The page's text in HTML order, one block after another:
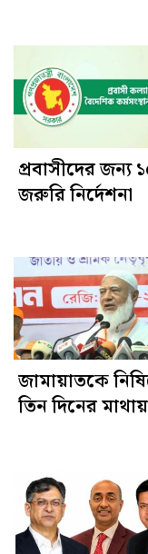
প্রবাসীদের জন্য
জরুরি নির্দেশনা
জামায়াতকে
তিন দিনের মাথায়
আমির